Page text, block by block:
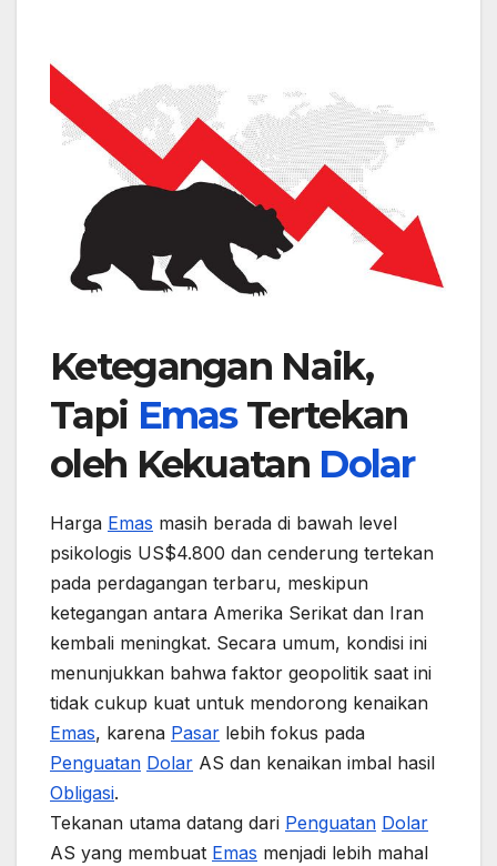
Ketegangan Naik,
Tapi EmasTertekan
oleh Kekuatan Dolar
Harga Emas masih berada di bawah level
psikologis US$4.800 dan cenderung tertekan
pada perdagangan terbaru, meskipun
ketegangan antara Amerika Serikat dan Iran
kembali meningkat. Secara umum, kondisi ini
menunjukkan bahwa faktor geopolitik saat ini
tidak cukup kuat untuk mendorong kenaikan
Emas, karena Pasar lebih fokus pada
Penguatan Dolar AS dan kenaikan imbal hasil
Obligasi.
Tekanan utama datang dari Penguatan Dolar
AS yang membuat Emas menjadi lebih mahal